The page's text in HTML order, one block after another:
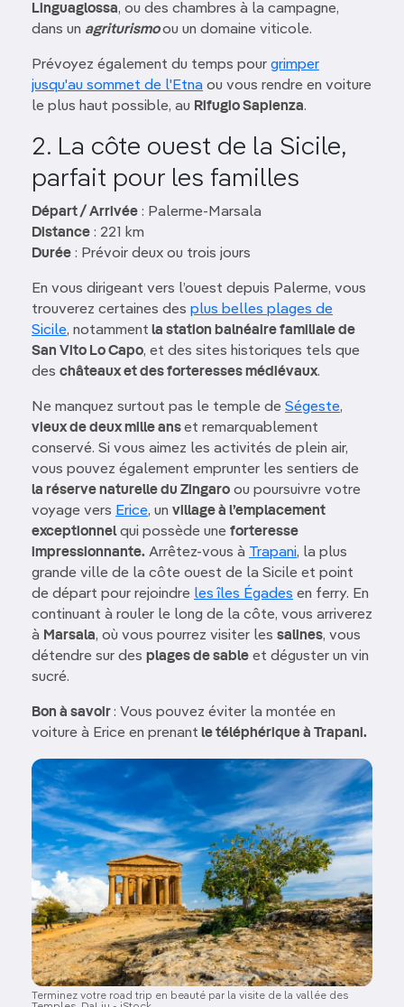
Linguaglossa, ou des chambres à la campagne,
dans un agriturismoou un domaine viticole.
Prévoyez également du temps pour grimper
jusqu'au sommet de l'Etna ou vous rendre en voiture
le plus haut possible, au Rifugio Sapienza.
2. La côte ouest de la Sicile,
parfait pour les familles
Départ / Arrivée : Palerme-Marsala
Distance : 221 km
Durée : Prévoir deux ou trois jours
En vous dirigeant vers l’ouest depuis Palerme, vous
trouverez certaines des plus belles plages de
Sicile, notamment la station balnéaire familiale de
San Vito Lo Capo, et des sites historiques tels que
des châteaux et des forteresses médiévaux.
Ne manquez surtout pas le temple de Ségeste,
vieux de deux mille anset remarquablement
conservé. Si vous aimez les activités de plein air,
vous pouvez également emprunter les sentiers de
la réserve naturelle du Zingaro ou poursuivre votre
voyage vers Erice, un village à l’emplacement
exceptionnelqui possède une forteresse
impressionnante. Arrêtez-vous à Trapani, la plus
grande ville de la côte ouest de la Sicile et point
de départ pour rejoindre les îles Égades en ferry. En
continuant à rouler le long de la côte, vous arriverez
à Marsala, où vous pourrez visiter les salines, vous
détendre sur des plages de sable et déguster un vin
sucré.
Bon à savoir: Vous pouvez éviter la montée en
voiture à Erice en prenant le téléphérique à Trapani.
Image
Terminez votre road trip en beauté par la visite de la vallée des